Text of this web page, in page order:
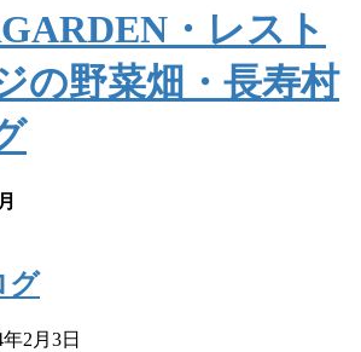
・レスト
の野菜畑・長寿村
グ
2月3日